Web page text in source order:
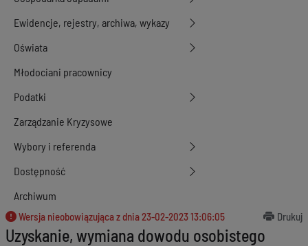
Ewidencje, rejestry, archiwa, wykazy
Oświata
Młodociani pracownicy
Podatki
Zarządzanie Kryzysowe
Wybory i referenda
Dostępność
Archiwum
Wersja nieobowiązująca z dnia23-02-2023 13:06:05 Drukuj
Uzyskanie, wymiana dowodu osobistego